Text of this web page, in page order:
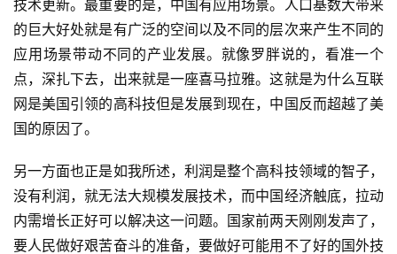
技术更新。最重要的是，中国有应用场景。人口基数大带来
的巨大好处就是有广泛的空间以及不同的层次来产生不同的
应用场景带动不同的产业发展。就像罗胖说的，看准一个
点，深扎下去，出来就是一座喜马拉雅。这就是为什么互联
网是美国引领的高科技但是发展到现在，中国反而超越了美
国的原因了。
另一方面也正是如我所述，利润是整个高科技领域的智子，
没有利润，就无法大规模发展技术，而中国经济触底，拉动
内需增长正好可以解决这一问题。国家前两天刚刚发声了，
要人民做好艰苦奋斗的准备，要做好可能用不了好的国外技